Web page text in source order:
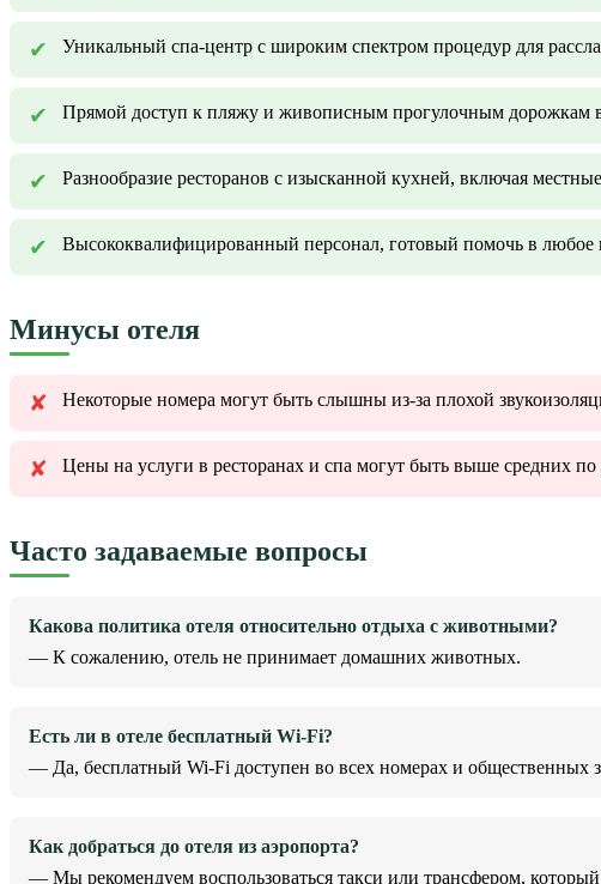
Уникальный спа-центр с широким спектром процедур для
Прямой доступ к пляжу и живописным прогулочным дорожкам
Разнообразие ресторанов с изысканной кухней, включая
Высококвалифицированный персонал, готовый помочь в любое
Минусы отеля
Некоторые номера могут быть слышны из-за плохой
Цены на услуги в ресторанах и спа могут быть выше средних по
Часто задаваемые вопросы
Какова политика отеля относительно отдыха с животными?
— К сожалению, отель не принимает домашних животных.
Есть ли в отеле бесплатный Wi-Fi?
— Да, бесплатный Wi-Fi доступен во всех номерах и общественных
Как добраться до отеля из аэропорта?
— Мы рекомендуем воспользоваться такси или трансфером, который